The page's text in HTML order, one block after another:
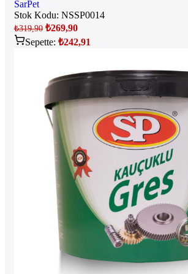
SarPet
Stok Kodu: NSSP0014
₺319,90 ₺269,90
Sepette: ₺242,91